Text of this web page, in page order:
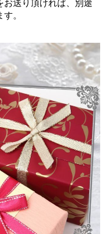
お送り頂ければ、別途
。